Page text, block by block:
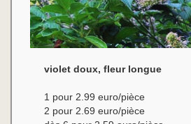
violet doux, fleur longue
1 pour 2.99 euro/pièce
2 pour 2.69 euro/pièce